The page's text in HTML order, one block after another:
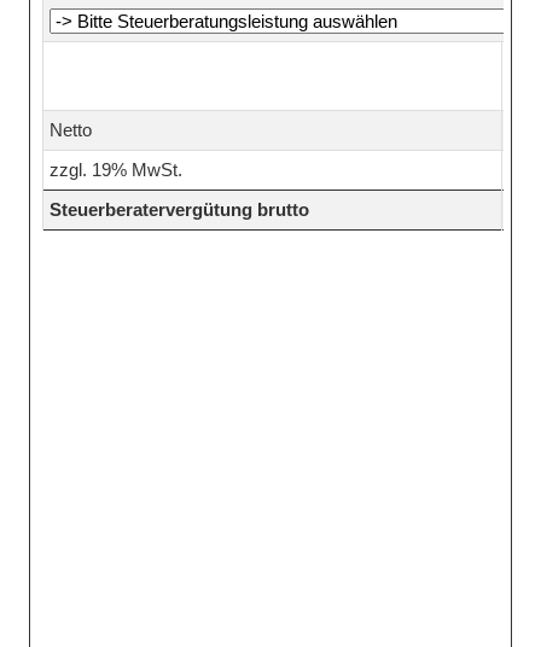
Netto
zzgl. 19% MwSt.
Steuerberatervergütung brutto